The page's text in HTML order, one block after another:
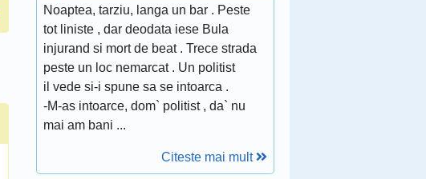
Noaptea, tarziu, langa un bar . Peste
tot liniste , dar deodata iese Bula
injurand si mort de beat . Trece strada
peste un loc nemarcat . Un politist
il vede si-i spune sa se intoarca .
-M-as intoarce, dom` politist , da` nu
mai am bani ...
Citeste mai mult